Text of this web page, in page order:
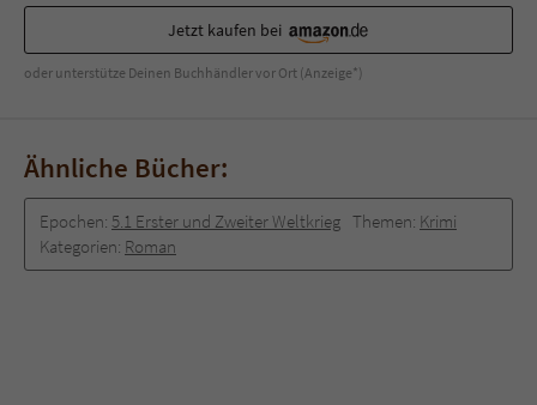
Jetzt kaufen bei
oder unterstütze Deinen Buchhändler vor Ort (Anzeige*)
Ähnliche Bücher:
Epochen: 5.1 Erster und Zweiter Weltkrieg Themen: Krimi
Kategorien: Roman